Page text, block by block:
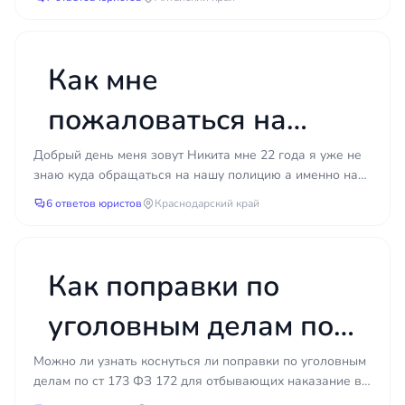
на снисхождение, удалять переписку — всё это
консультации с защитником лучше пользоваться
показаний.
Что подготовить и какие
дела, к встрече полезно подготовить всё, что
подтверждающие личность и место
жительства;
должностного лица?
Как мне
пожаловаться на
работу полиции, если
они не помогают?
Добрый день меня зовут Никита мне 22 года я уже не
знаю куда обращаться на нашу полицию а именно на
их работу
6 ответов юристов Краснодарский край
Как поправки по
уголовным делам по
ст. 173 ФЗ-172
Можно ли узнать коснуться ли поправки по уголовным
делам по ст 173 ФЗ 172 для отбывающих наказание в
настоящее время с 2024 года